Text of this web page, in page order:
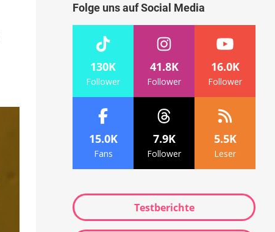
Folge uns auf Social Media
130K
Follower
41.8K
Follower
16.0K
Follower
15.0K
Fans
7.9K
Follower
5.5K
Leser
Testberichte